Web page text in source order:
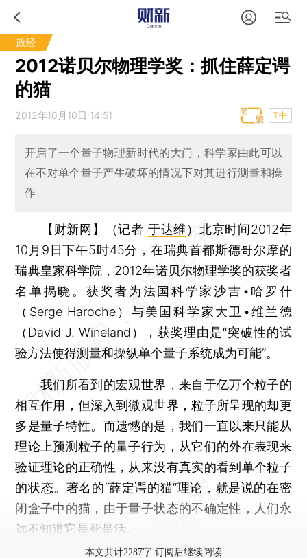
政经
2012诺贝尔物理学奖：抓住薛定谔
的猫
2012年10月10日 14:51 T中
开启了一个量子物理新时代的大门，科学家由此可以
在不对单个量子产生破坏的情况下对其进行测量和操
作
【财新网】（记者 于达维 ） 北京时间2012年
10月9日下午5时45分，在瑞典首都斯德哥尔摩的
瑞典皇家科学院，2012年诺贝尔物理学奖的获奖者
名单揭晓。获奖者为法国科学家沙吉•哈罗什
（Serge Haroche）与美国科学家大卫•维兰德
（David J. Wineland），获奖理由是“突破性的试
验方法使得测量和操纵单个量子系统成为可能”。
我们所看到的宏观世界，来自于亿万个粒子的
相互作用，但深入到微观世界，粒子所呈现的却更
多是量子特性。而遗憾的是，我们一直以来只能从
理论上预测粒子的量子行为，从它们的外在表现来
验证理论的正确性，从来没有真实的看到单个粒子
的状态。著名的“薛定谔的猫”理论，就是说的在密
闭盒子中的猫，由于量子状态的不确定性，人们永
远不知道它是死是活。
本文共计2287字 订阅后继续阅读